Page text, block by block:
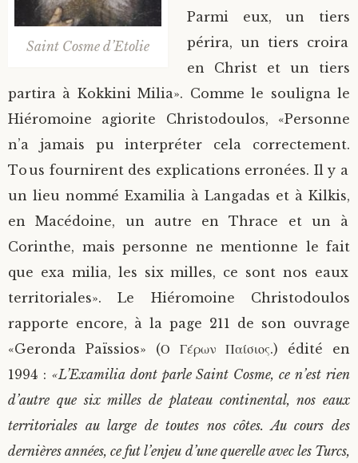
Saint Cosme d’Etolie
Parmi eux, un tiers
périra, un tiers croira
en Christ et un tiers
partira à Kokkini Milia». Comme le souligna le
Hiéromoine agiorite Christodoulos, «Personne
n’a jamais pu interpréter cela correctement.
Tous fournirent des explications erronées. Il y a
un lieu nommé Examilia à Langadas et à Kilkis,
en Macédoine, un autre en Thrace et un à
Corinthe, mais personne ne mentionne le fait
que exa milia, les six milles, ce sont nos eaux
territoriales». Le Hiéromoine Christodoulos
rapporte encore, à la page 211 de son ouvrage
«Geronda Païssios» (Ο Γέρων Παίσιος.) édité en
1994 : «L’Examilia dont parle Saint Cosme, ce n’est rien
d’autre que six milles de plateau continental, nos eaux
territoriales au large de toutes nos côtes. Au cours des
dernières années, ce fut l’enjeu d’une querelle avec les Turcs,